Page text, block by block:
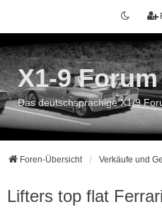
X1-9 Forum
Das deutschsprachige X1/9
Foren-Übersicht Verkäufe und
Lifters top flat